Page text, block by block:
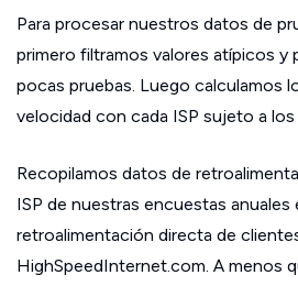
Para procesar nuestros datos de
primero filtramos valores atípicos y
pocas pruebas. Luego calculamos
velocidad con cada ISP sujeto a
Recopilamos datos de
ISP de nuestras encuestas anuales
retroalimentación directa de
HighSpeedInternet.com. A menos